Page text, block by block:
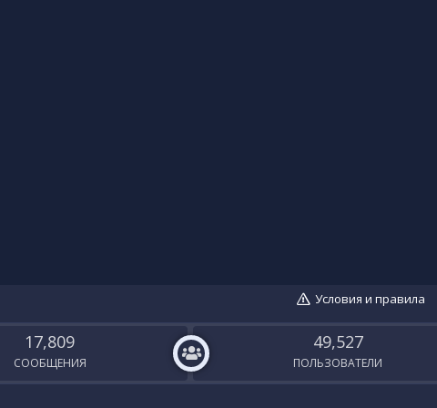
Условия и правила
17,809
СООБЩЕНИЯ
49,527
ПОЛЬЗОВАТЕЛИ